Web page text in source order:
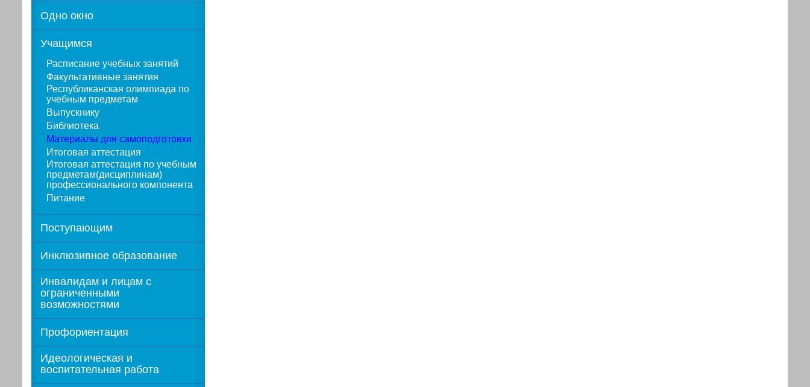
Одно окно
Учащимся
Расписание учебных занятий
Факультативные занятия
Республиканская олимпиада по
учебным предметам
Выпускнику
Библиотека
Материалы для самоподготовки
Итоговая аттестация
Итоговая аттестация по учебным
предметам(дисциплинам)
профессионального компонента
Питание
Поступающим
Инклюзивное образование
Инвалидам и лицам с
ограниченными
возможностями
Профориентация
Идеологическая и
воспитательная работа